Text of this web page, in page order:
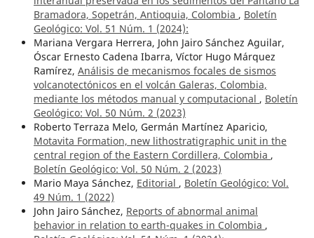
Bramadora, Sopetrán, Antioquia, Colombia , Boletín
Geológico: Vol. 51 Núm. 1 (2024):
Mariana Vergara Herrera, John Jairo Sánchez Aguilar,
Óscar Ernesto Cadena Ibarra, Víctor Hugo Márquez
Ramírez, Análisis de mecanismos focales de sismos
volcanotectónicos en el volcán Galeras, Colombia,
mediante los métodos manual y computacional , Boletín
Geológico: Vol. 50 Núm. 2 (2023)
Roberto Terraza Melo, Germán Martínez Aparicio,
Motavita Formation, new lithostratigraphic unit in the
central region of the Eastern Cordillera, Colombia ,
Boletín Geológico: Vol. 50 Núm. 2 (2023)
Mario Maya Sánchez, Editorial , Boletín Geológico: Vol.
49 Núm. 1 (2022)
John Jairo Sánchez, Reports of abnormal animal
behavior in relation to earth-quakes in Colombia ,